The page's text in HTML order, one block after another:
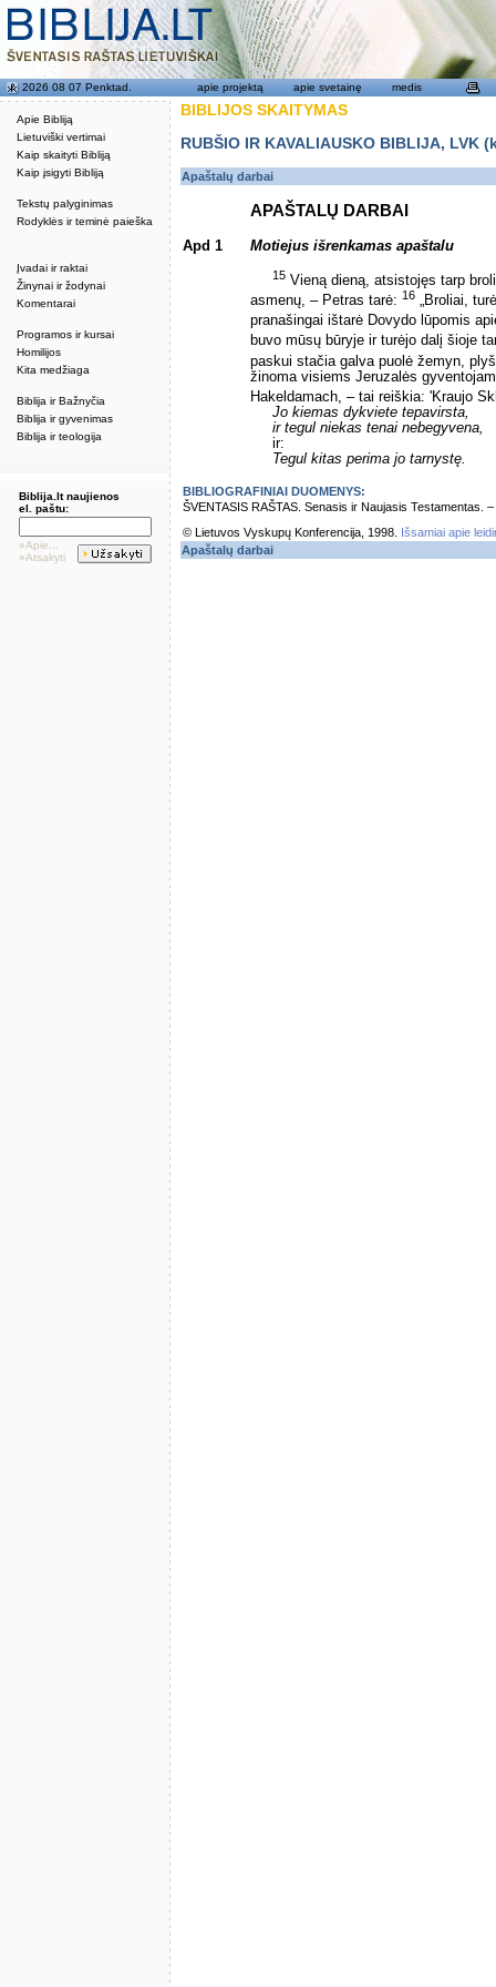
Apie Bibliją
Lietuviški vertimai
Kaip skaityti Bibliją
Kaip įsigyti Bibliją
Tekstų palyginimas
Rodyklės ir teminė paieška
Įvadai ir raktai
Žinynai ir žodynai
Komentarai
Programos ir kursai
Homilijos
Kita medžiaga
Biblija ir Bažnyčia
Biblija ir gyvenimas
Biblija ir teologija
2026 08 07 Penktad. apie projektą apie svetainę medis
Biblija.lt naujienos
el. paštu:
»Apie...
»Atsakyti
BIBLIJOS SKAITYMAS
RUBŠIO IR KAVALIAUSKO BIBLIJA,
Apaštalų darbai
APAŠTALŲ DARBAI
Apd 1 Motiejus išrenkamas apaštalu
15 Vieną dieną, atsistojęs tarp
asmenų, – Petras tarė: 16 „Broliai,
pranašingai ištarė Dovydo lūpomis
buvo mūsų būryje ir turėjo dalį šioje
paskui stačia galva puolė žemyn,
žinoma visiems Jeruzalės
Hakeldamach, – tai reiškia: 'Kraujo
Jo kiemas dykviete tepavirsta,
ir tegul niekas tenai nebegyvena,
ir:
Tegul kitas perima jo tarnystę.
BIBLIOGRAFINIAI DUOMENYS:
ŠVENTASIS RAŠTAS. Senasis ir Naujasis Testamentas.
© Lietuvos Vyskupų Konferencija, 1998.
Išsamiai apie
Apaštalų darbai